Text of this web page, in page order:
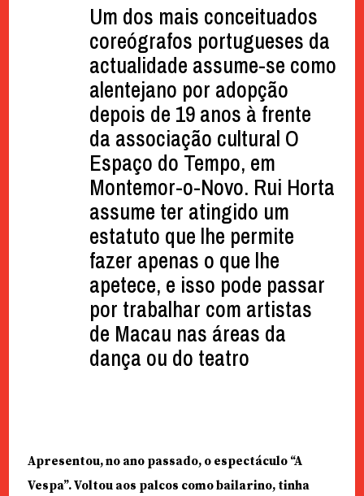
Um dos mais conceituados
coreógrafos portugueses da
actualidade assume-se como
alentejano por adopção
depois de 19 anos à frente
da associação cultural O
Espaço do Tempo, em
Montemor-o-Novo. Rui Horta
assume ter atingido um
estatuto que lhe permite
fazer apenas o que lhe
apetece, e isso pode passar
por trabalhar com artistas
de Macau nas áreas da
dança ou do teatro
Apresentou, no ano passado, o espectáculo “A
Vespa”. Voltou aos palcos como bailarino, tinha